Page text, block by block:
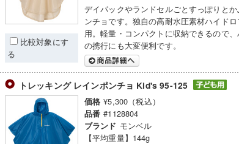
比較対象にす
る
デイパックやランドセルごとすっぽりと
ンチョです。独自の高耐水圧素材ハイド
用。軽量・コンパクトに収納できるので
の携行にも大変便利です。
トレッキング レインポンチョ Kid's 95-125
価格 ¥5,300（税込）
品番 #1128804
ブランド モンベル
【平均重量】144g